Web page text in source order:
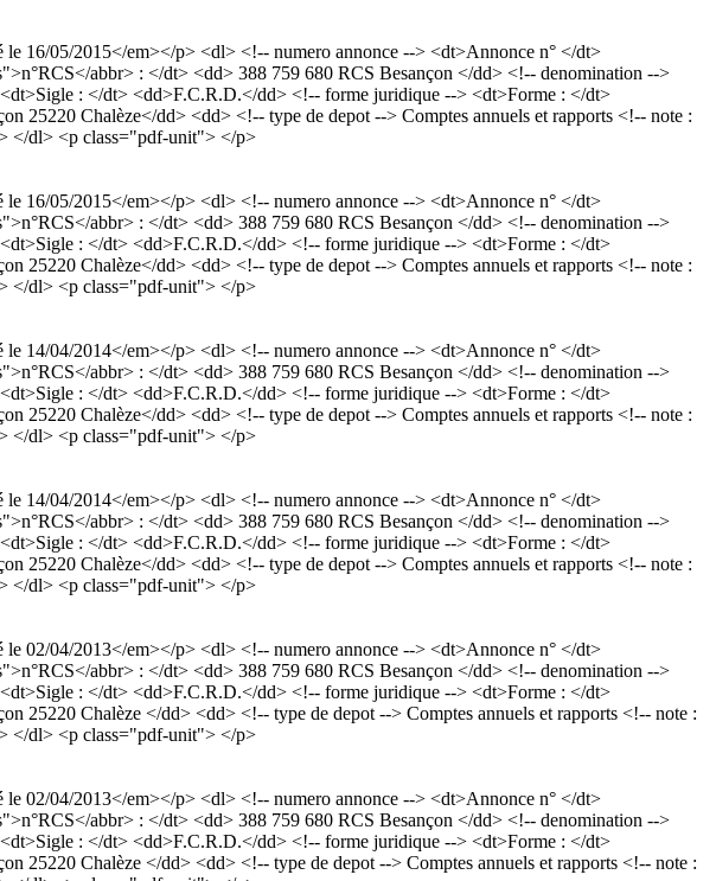
16/05/2015</em></p> <dl> <!-- numero annonce --> <dt>Annonce n° </dt>
abbr> : </dt> <dd> 388 759 680 RCS Besançon </dd> <!-- denomination -->
: </dt> <dd>F.C.R.D.</dd> <!-- forme juridique --> <dt>Forme : </dt>
25220 Chalèze</dd> <dd> <!-- type de depot --> Comptes annuels et rapports <!-- note :
</dl> <p class="pdf-unit"> </p>
16/05/2015</em></p> <dl> <!-- numero annonce --> <dt>Annonce n° </dt>
abbr> : </dt> <dd> 388 759 680 RCS Besançon </dd> <!-- denomination -->
: </dt> <dd>F.C.R.D.</dd> <!-- forme juridique --> <dt>Forme : </dt>
25220 Chalèze</dd> <dd> <!-- type de depot --> Comptes annuels et rapports <!-- note :
</dl> <p class="pdf-unit"> </p>
14/04/2014</em></p> <dl> <!-- numero annonce --> <dt>Annonce n° </dt>
abbr> : </dt> <dd> 388 759 680 RCS Besançon </dd> <!-- denomination -->
: </dt> <dd>F.C.R.D.</dd> <!-- forme juridique --> <dt>Forme : </dt>
25220 Chalèze</dd> <dd> <!-- type de depot --> Comptes annuels et rapports <!-- note :
</dl> <p class="pdf-unit"> </p>
14/04/2014</em></p> <dl> <!-- numero annonce --> <dt>Annonce n° </dt>
abbr> : </dt> <dd> 388 759 680 RCS Besançon </dd> <!-- denomination -->
: </dt> <dd>F.C.R.D.</dd> <!-- forme juridique --> <dt>Forme : </dt>
25220 Chalèze</dd> <dd> <!-- type de depot --> Comptes annuels et rapports <!-- note :
</dl> <p class="pdf-unit"> </p>
02/04/2013</em></p> <dl> <!-- numero annonce --> <dt>Annonce n° </dt>
abbr> : </dt> <dd> 388 759 680 RCS Besançon </dd> <!-- denomination -->
: </dt> <dd>F.C.R.D.</dd> <!-- forme juridique --> <dt>Forme : </dt>
25220 Chalèze </dd> <dd> <!-- type de depot --> Comptes annuels et rapports <!-- note :
</dl> <p class="pdf-unit"> </p>
02/04/2013</em></p> <dl> <!-- numero annonce --> <dt>Annonce n° </dt>
abbr> : </dt> <dd> 388 759 680 RCS Besançon </dd> <!-- denomination -->
: </dt> <dd>F.C.R.D.</dd> <!-- forme juridique --> <dt>Forme : </dt>
25220 Chalèze </dd> <dd> <!-- type de depot --> Comptes annuels et rapports <!-- note :